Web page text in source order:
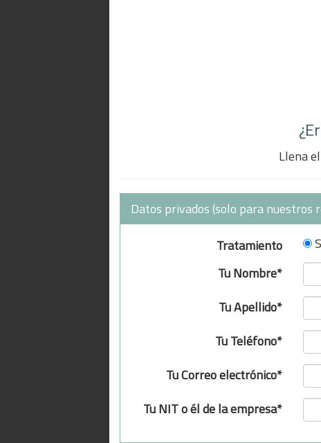
Llena
Datos privados (solo para nuestros
Tratamiento
Tu Nombre*
Tu Apellido*
Tu Teléfono*
Tu Correo electrónico*
Tu NIT o él de la empresa*